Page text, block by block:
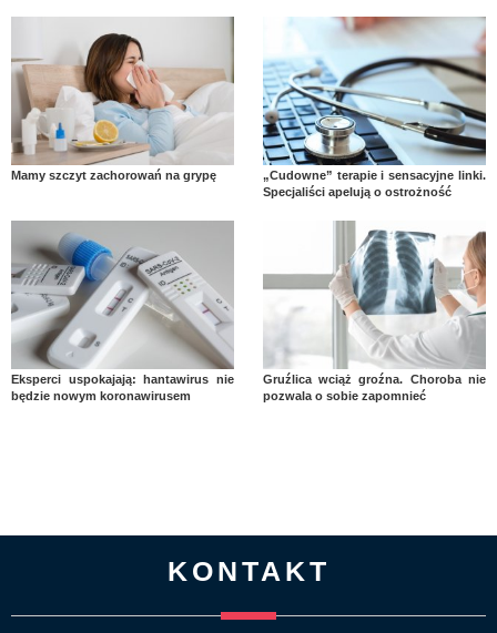
Mamy szczyt zachorowań na grypę
„Cudowne” terapie i sensacyjne linki.
Specjaliści apelują o ostrożność
Eksperci uspokajają: hantawirus nie
będzie nowym koronawirusem
Gruźlica wciąż groźna. Choroba nie
pozwala o sobie zapomnieć
KONTAKT